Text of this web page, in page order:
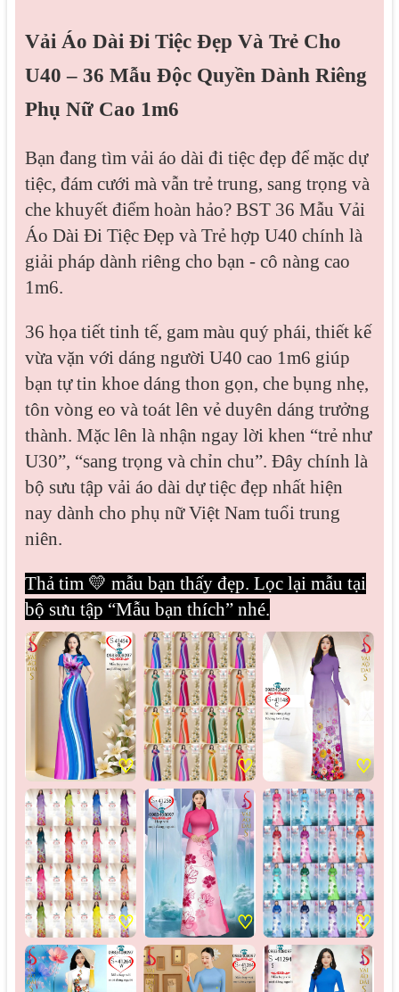
Vải Áo Dài Đi Tiệc Đẹp Và Trẻ Cho
U40 – 36 Mẫu Độc Quyền Dành Riêng
Phụ Nữ Cao 1m6
Bạn đang tìm vải áo dài đi tiệc đẹp để mặc dự
tiệc, đám cưới mà vẫn trẻ trung, sang trọng và
che khuyết điểm hoàn hảo? BST 36 Mẫu Vải
Áo Dài Đi Tiệc Đẹp và Trẻ hợp U40 chính là
giải pháp dành riêng cho bạn - cô nàng cao
1m6.
36 họa tiết tinh tế, gam màu quý phái, thiết kế
vừa vặn với dáng người U40 cao 1m6 giúp
bạn tự tin khoe dáng thon gọn, che bụng nhẹ,
tôn vòng eo và toát lên vẻ duyên dáng trưởng
thành. Mặc lên là nhận ngay lời khen “trẻ như
U30”, “sang trọng và chỉn chu”. Đây chính là
bộ sưu tập vải áo dài dự tiệc đẹp nhất hiện
nay dành cho phụ nữ Việt Nam tuổi trung
niên.
Thả tim 💛 mẫu bạn thấy đẹp. Lọc lại mẫu tại
bộ sưu tập “Mẫu bạn thích” nhé.
♡ ♡ ♡
♡ ♡ ♡